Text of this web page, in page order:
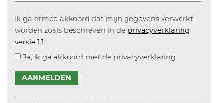
Ik ga ermee akkoord dat mijn gegevens verwerkt
worden zoals beschreven in de privacyverklaring
versie 1.1.
Ja, ik ga akkoord met de privacyverklaring
AANMELDEN